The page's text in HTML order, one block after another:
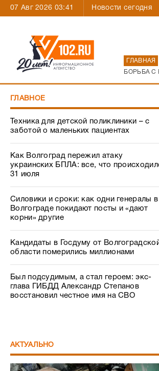
07 Авг 2026 03:41 Новости сегодня
ГЛАВНАЯ
БОРЬБА С
ГЛАВНОЕ
Техника для детской поликлиники – с
заботой о маленьких пациентах
Как Волгоград пережил атаку
украинских БПЛА: все, что
31 июля
Силовики и сроки: как одни генералы в
Волгограде покидают посты и «дают
корни» другие
Кандидаты в Госдуму от
области померились миллионами
Был подсудимым, а стал героем: экс-
глава ГИБДД Александр Степанов
восстановил честное имя на СВО
АКТУАЛЬНО